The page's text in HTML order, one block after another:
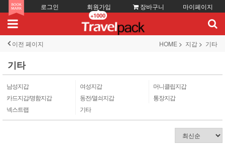
로그인 회원가입
+1000
장바구니 마이페이지
이전 페이지 HOME 지갑 기타
기타
남성지갑 여성지갑
머니클립지갑
카드지갑/명함지갑
동전/열쇠지갑
통장지갑
넥스트랩
기타